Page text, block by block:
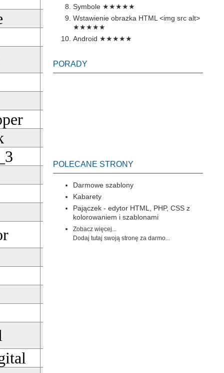
Symbole ★★★★★
Wstawienie obrazka HTML <img src alt>
★★★★★
Android ★★★★★
PORADY
POLECANE STRONY
Darmowe szablony
Kabarety
Pajączek - edytor HTML, PHP, CSS z
kolorowaniem i szablonami
Zobacz więcej...
Dodaj tutaj swoją stronę za darmo...
Pobierz
Pobierz
Pobierz
Pobierz
Pobierz